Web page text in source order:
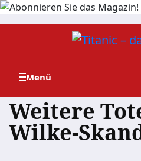
Zum
Weitere
Wilke-